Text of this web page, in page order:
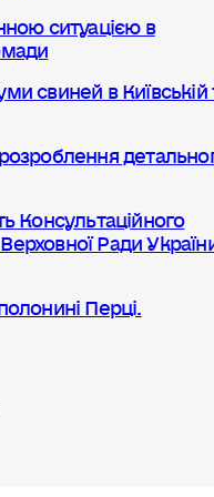
ситуацією в
свиней в Київській
Консультаційного
Ради
Перці.